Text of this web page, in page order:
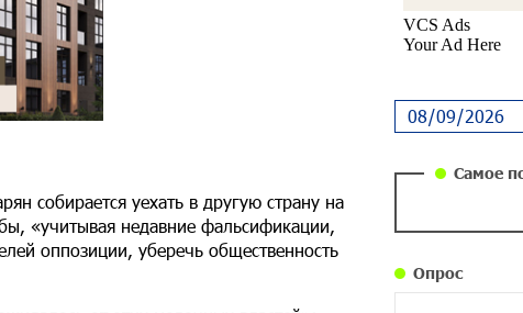
собирается уехать в другую страну на
«учитывая недавние фальсификации,
оппозиции, уберечь общественность
Самое
Опрос